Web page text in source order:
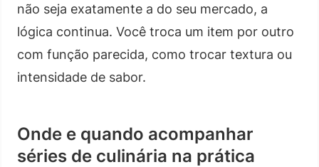
não seja exatamente a do seu mercado, a
lógica continua. Você troca um item por outro
com função parecida, como trocar textura ou
intensidade de sabor.
Onde e quando acompanhar
séries de culinária na prática